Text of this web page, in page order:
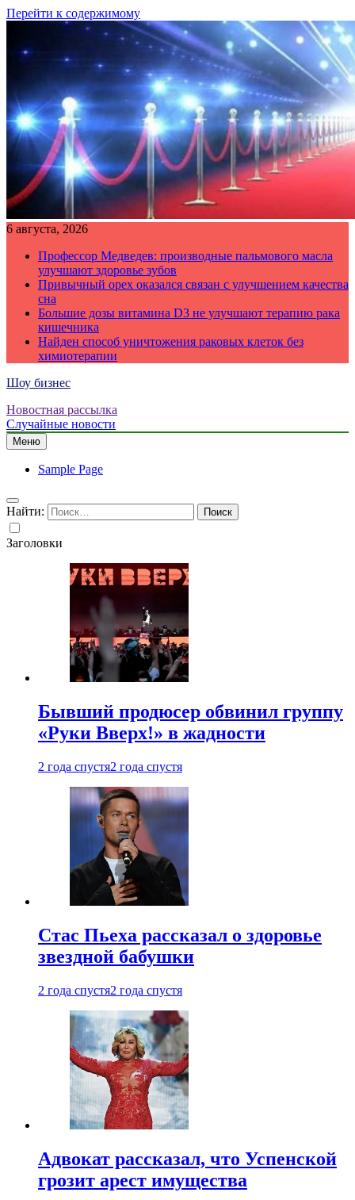
Перейти к содержимому
6 августа, 2026
Профессор Медведев: производные пальмового масла
улучшают здоровье зубов
Привычный орех оказался связан с улучшением качества
сна
Большие дозы витамина D3 не улучшают терапию рака
кишечника
Найден способ уничтожения раковых клеток без
химиотерапии
Шоу бизнес
Новостная рассылка
Случайные новости
Меню
Sample Page
Найти:
Заголовки
Бывший продюсер обвинил группу
«Руки Вверх!» в жадности
2 года спустя2 года спустя
Стас Пьеха рассказал о здоровье
звездной бабушки
2 года спустя2 года спустя
Адвокат рассказал, что Успенской
грозит арест имущества